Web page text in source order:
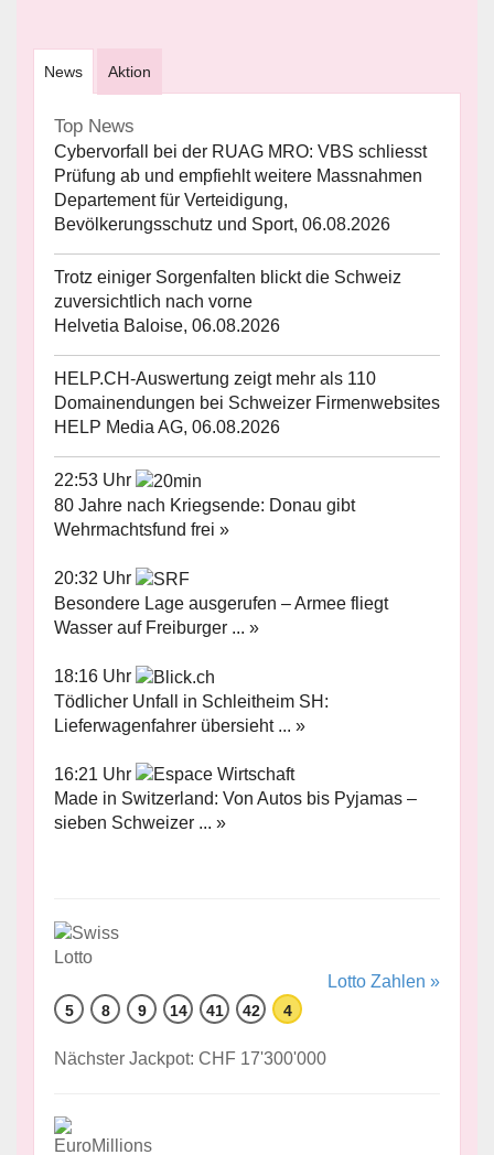
News Aktion
Top News
Cybervorfall bei der RUAG MRO: VBS schliesst
Prüfung ab und empfiehlt weitere Massnahmen
Departement für Verteidigung,
Bevölkerungsschutz und Sport, 06.08.2026
Trotz einiger Sorgenfalten blickt die Schweiz
zuversichtlich nach vorne
Helvetia Baloise, 06.08.2026
HELP.CH-Auswertung zeigt mehr als 110
Domainendungen bei Schweizer Firmenwebsites
HELP Media AG, 06.08.2026
22:53 Uhr
80 Jahre nach Kriegsende: Donau gibt
Wehrmachtsfund frei »
20:32 Uhr
Besondere Lage ausgerufen – Armee fliegt
Wasser auf Freiburger ... »
18:16 Uhr
Tödlicher Unfall in Schleitheim SH:
Lieferwagenfahrer übersieht ... »
16:21 Uhr
Made in Switzerland: Von Autos bis Pyjamas –
sieben Schweizer ... »
Lotto Zahlen »
5 8 9 14 41 42 4
Nächster Jackpot: CHF 17'300'000